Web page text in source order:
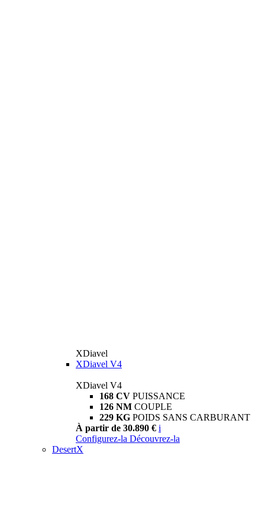
XDiavel
XDiavel V4
XDiavel V4
168 CV PUISSANCE
126 NM COUPLE
229 KG POIDS SANS CARBURANT
À partir de 30.890 € i
Configurez-la Découvrez-la
DesertX